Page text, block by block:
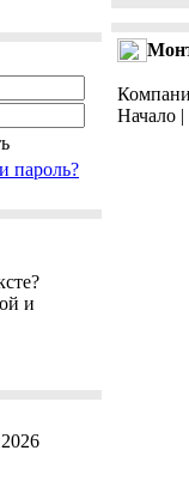
пароль?
и
Начало